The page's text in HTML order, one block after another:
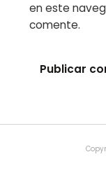
en este
comente.